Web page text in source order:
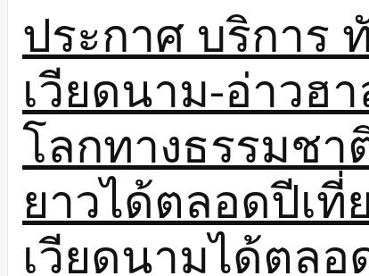
ประกาศ บริการ
เวียดนาม-อ่าวฮ
โลกทางธรรมช
ยาวได้ตลอดปีเที่
เวียดนามได้ตล